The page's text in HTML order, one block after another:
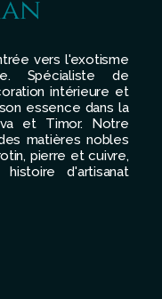
vers l'exotisme
Spécialiste de
intérieure et
essence dans la
et Timor. Notre
matières nobles
pierre et cuivre,
d'artisanat